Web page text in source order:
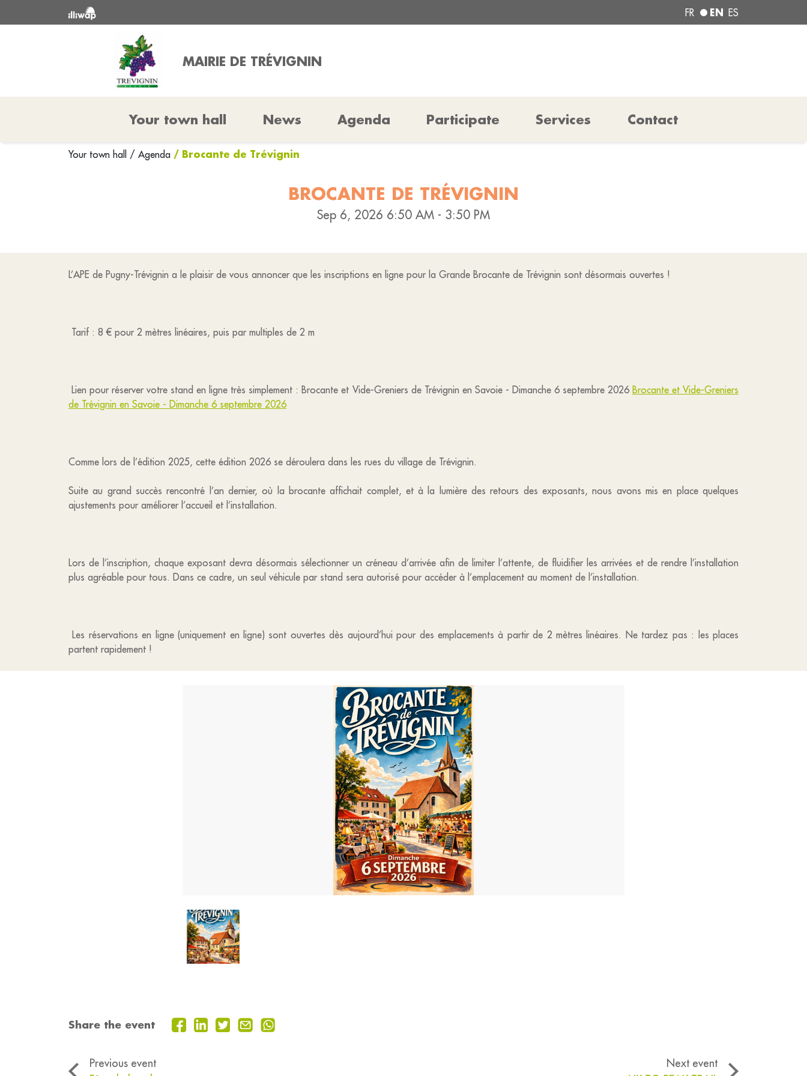
FR EN ES
MAIRIE DE TRÉVIGNIN
Your town hall News Agenda Participate Services Contact
Your town hall / Agenda / Brocante de Trévignin
BROCANTE DE TRÉVIGNIN
Sep 6, 2026 6:50 AM - 3:50 PM
L’APE de Pugny-Trévignin a le plaisir de vous annoncer que les inscriptions en ligne pour la Grande Brocante de Trévignin sont désormais ouvertes !
Tarif : 8 € pour 2 mètres linéaires, puis par multiples de 2 m
Lien pour réserver votre stand en ligne très simplement : Brocante et Vide-Greniers de Trévignin en Savoie - Dimanche 6 septembre 2026 Brocante et Vide-Greniers
de Trévignin en Savoie - Dimanche 6 septembre 2026
Comme lors de l’édition 2025, cette édition 2026 se déroulera dans les rues du village de Trévignin.
Suite au grand succès rencontré l’an dernier, où la brocante affichait complet, et à la lumière des retours des exposants, nous avons mis en place quelques
ajustements pour améliorer l’accueil et l’installation.
Lors de l’inscription, chaque exposant devra désormais sélectionner un créneau d’arrivée afin de limiter l’attente, de fluidifier les arrivées et de rendre l’installation
plus agréable pour tous. Dans ce cadre, un seul véhicule par stand sera autorisé pour accéder à l’emplacement au moment de l’installation.
Les réservations en ligne (uniquement en ligne) sont ouvertes dès aujourd’hui pour des emplacements à partir de 2 mètres linéaires. Ne tardez pas : les places
partent rapidement !
Share the event
Previous event
Next event